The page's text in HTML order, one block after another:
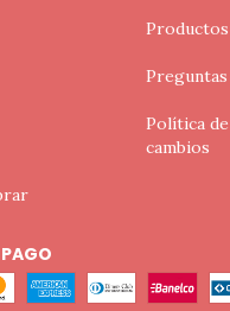
Productos
Política
cambios